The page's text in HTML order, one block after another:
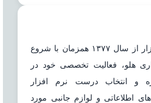
شرکت مشاوره هاله افزار از سال ۱۳۷۷ همزمان با شروع
هلو، فعالیت تخصصی خود در
و انتخاب درست نرم افزار
اطلاعاتی و لوازم جانبی مورد